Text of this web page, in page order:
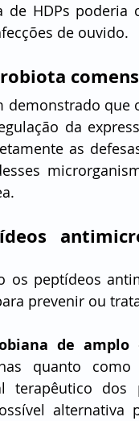
de HDPs
de ouvido.
demonstrado
da
as
os peptídeos
prevenir ou
de amplo
quanto
terapêutico dos
alternativa